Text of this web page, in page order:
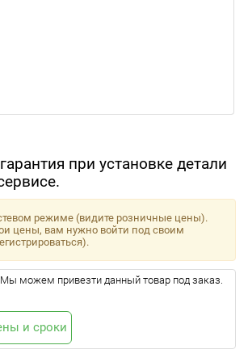
при установке детали
режиме (видите розничные цены).
цены, вам нужно войти под своим
Мы можем привезти данный товар под заказ.
и сроки